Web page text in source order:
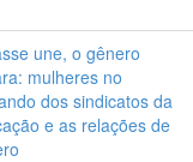
une, o gênero
mulheres no
dos sindicatos da
e as relações de